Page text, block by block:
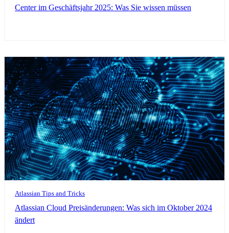
Center im Geschäftsjahr 2025: Was Sie wissen müssen
Atlassian Tips and Tricks
Atlassian Cloud Preisänderungen: Was sich im Oktober 2024
ändert